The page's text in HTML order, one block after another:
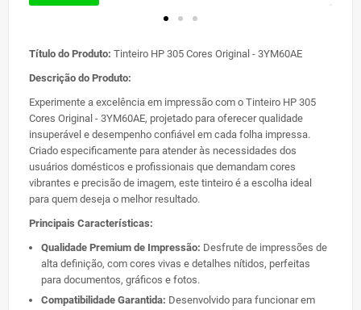
Título do Produto: Tinteiro HP 305 Cores Original - 3YM60AE
Descrição do Produto:
Experimente a excelência em impressão com o Tinteiro HP 305
Cores Original - 3YM60AE, projetado para oferecer qualidade
insuperável e desempenho confiável em cada folha impressa.
Criado especificamente para atender às necessidades dos
usuários domésticos e profissionais que demandam cores
vibrantes e precisão de imagem, este tinteiro é a escolha ideal
para quem deseja o melhor resultado.
Principais Características:
Qualidade Premium de Impressão: Desfrute de impressões de
alta definição, com cores vivas e detalhes nítidos, perfeitas
para documentos, gráficos e fotos.
Compatibilidade Garantida: Desenvolvido para funcionar em